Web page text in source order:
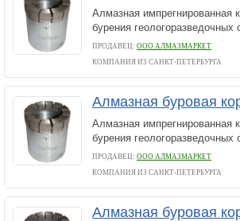
Алмазная импрегнированная
бурения
ПРОДАВЕЦ: ООО АЛМАЗМАРКЕТ
КОМПАНИЯ ИЗ САНКТ-ПЕТЕРБУРГА
Алмазная буровая
Алмазная импрегнированная
бурения
ПРОДАВЕЦ: ООО АЛМАЗМАРКЕТ
КОМПАНИЯ ИЗ САНКТ-ПЕТЕРБУРГА
Алмазная буровая